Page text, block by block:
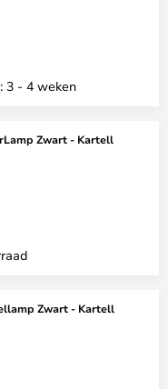
3 - 4 weken
Zwart - Kartell
Zwart - Kartell